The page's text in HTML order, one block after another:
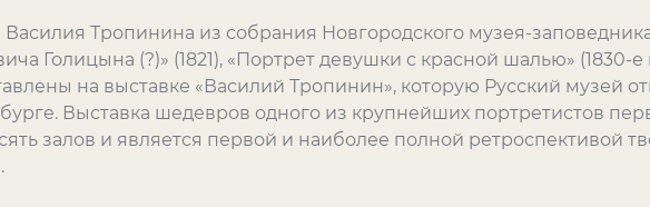
Тропинина из собрания Новгородского музея-
Голицына (?)» (1821), «Портрет девушки с красной шалью» (1830-
на выставке «Василий Тропинин», которую Русский музей
Выставка шедевров одного из крупнейших портретистов
залов и является первой и наиболее полной ретроспективой